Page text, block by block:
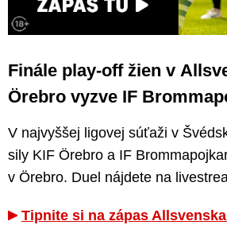
Finále play-off žien v
Örebro vyzve IF
V najvyššej ligovej súťaži v
sily KIF Örebro a IF
v Örebro. Duel nájdete na
Tipnite si na zápas